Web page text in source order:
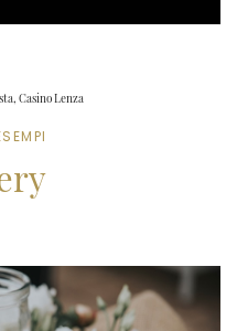
Casino Lenza